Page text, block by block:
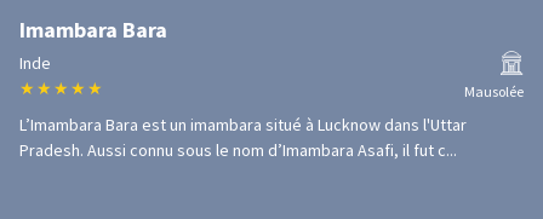
Imambara Bara
Inde
★ ★ ★ ★ ★ Mausolée
L’Imambara Bara est un imambara situé à Lucknow dans l'Uttar
Pradesh. Aussi connu sous le nom d’Imambara Asafi, il fut c...